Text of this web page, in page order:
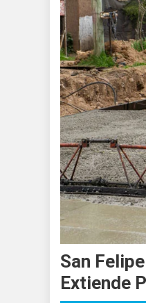
San
Extiende